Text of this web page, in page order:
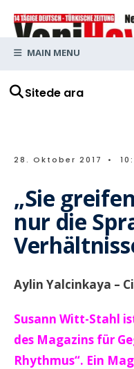
Sitede ara
MAIN MENU
28. Oktober 2017 •
„Sie
nur die
Aylin Yalcinkaya –
Susann Witt-Stahl
des Magazins für
Rhythmus“. Ein